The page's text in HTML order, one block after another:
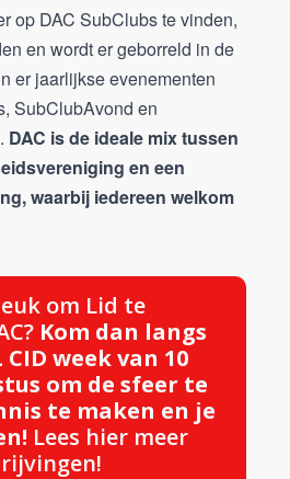
op DAC SubClubs te vinden,
en wordt er geborreld in de
er jaarlijkse evenementen
SubClubAvond en
DAC is de ideale mix tussen
en een
waarbij iedereen welkom
om Lid te
Kom dan langs
week van 10
om de sfeer te
te maken en je
Lees hier meer